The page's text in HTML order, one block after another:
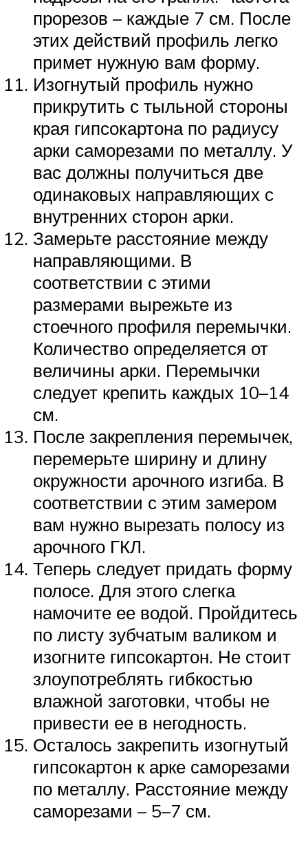
прорезов – каждые 7 см. После
этих действий профиль легко
примет нужную вам форму.
Изогнутый профиль нужно
прикрутить с тыльной стороны
края гипсокартона по радиусу
арки саморезами по металлу. У
вас должны получиться две
одинаковых направляющих с
внутренних сторон арки.
Замерьте расстояние между
направляющими. В
соответствии с этими
размерами вырежьте из
стоечного профиля перемычки.
Количество определяется от
величины арки. Перемычки
следует крепить каждых 10–14
см.
После закрепления перемычек,
перемерьте ширину и длину
окружности арочного изгиба. В
соответствии с этим замером
вам нужно вырезать полосу из
арочного ГКЛ.
Теперь следует придать форму
полосе. Для этого слегка
намочите ее водой. Пройдитесь
по листу зубчатым валиком и
изогните гипсокартон. Не стоит
злоупотреблять гибкостью
влажной заготовки, чтобы не
привести ее в негодность.
Осталось закрепить изогнутый
гипсокартон к арке саморезами
по металлу. Расстояние между
саморезами – 5–7 см.